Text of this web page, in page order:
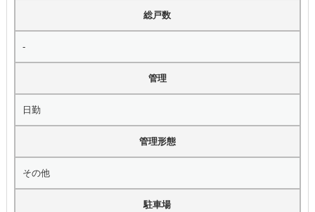
総戸数
-
管理
日勤
管理形態
その他
駐車場